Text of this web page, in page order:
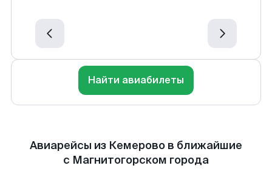
Найти авиабилеты
Авиарейсы из Кемерово в ближайшие
с Магнитогорском города